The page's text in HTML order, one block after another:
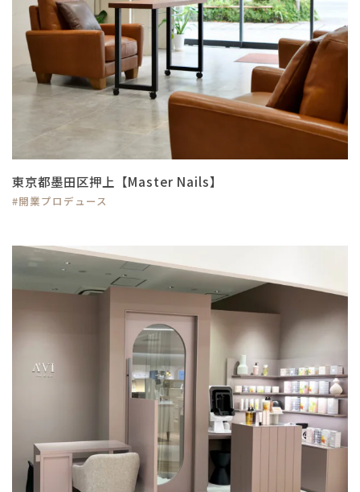
東京都墨田区押上【Master Nails】
#開業プロデュース